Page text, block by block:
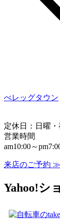
べレッグタウン
定休日：日曜・
営業時間
am10:00～
来店のご予約 ≫
Yahoo!シ